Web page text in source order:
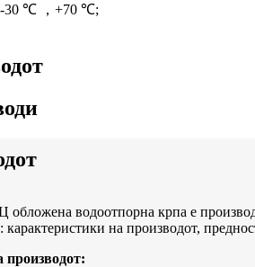
-30 ℃ ，+70 ℃;
водоотпорна крпа е
карактеристики на производот,
производот: